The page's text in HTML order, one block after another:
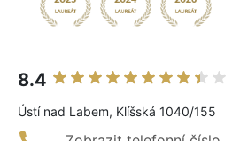
8.4
Ústí nad Labem, Klíšská 1040/155